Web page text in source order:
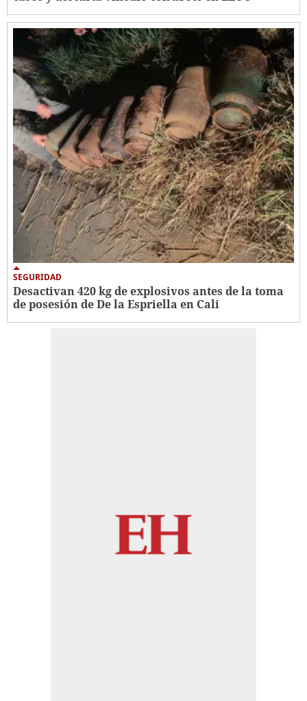
SEGURIDAD
Desactivan 420 kg de explosivos antes de la toma
de posesión de De la Espriella en Cali